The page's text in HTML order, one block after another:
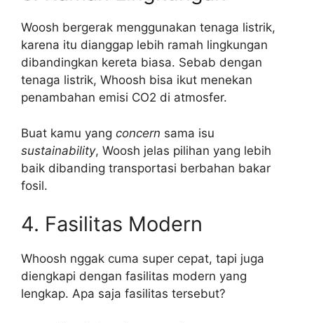
Woosh bergerak menggunakan tenaga listrik,
karena itu dianggap lebih ramah lingkungan
dibandingkan kereta biasa. Sebab dengan
tenaga listrik, Whoosh bisa ikut menekan
penambahan emisi CO2 di atmosfer.
Buat kamu yang concern sama isu
sustainability, Woosh jelas pilihan yang lebih
baik dibanding transportasi berbahan bakar
fosil.
4. Fasilitas Modern
Whoosh nggak cuma super cepat, tapi juga
diengkapi dengan fasilitas modern yang
lengkap. Apa saja fasilitas tersebut?